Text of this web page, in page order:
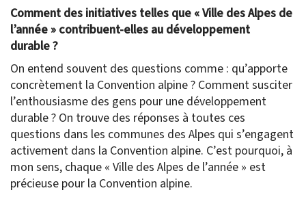
Comment des initiatives telles que « Ville des Alpes de
l’année » contribuent-elles au développement
durable ?
On entend souvent des questions comme : qu’apporte
concrètement la Convention alpine ? Comment susciter
l’enthousiasme des gens pour une développement
durable ? On trouve des réponses à toutes ces
questions dans les communes des Alpes qui s’engagent
activement dans la Convention alpine. C’est pourquoi, à
mon sens, chaque « Ville des Alpes de l’année » est
précieuse pour la Convention alpine.